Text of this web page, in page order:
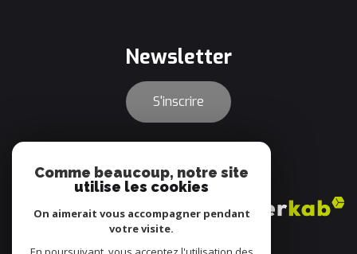
newsletter
S'inscrire
adhérents
Comme beaucoup, notre site
utilise les cookies
On aimerait vous accompagner pendant
votre visite.